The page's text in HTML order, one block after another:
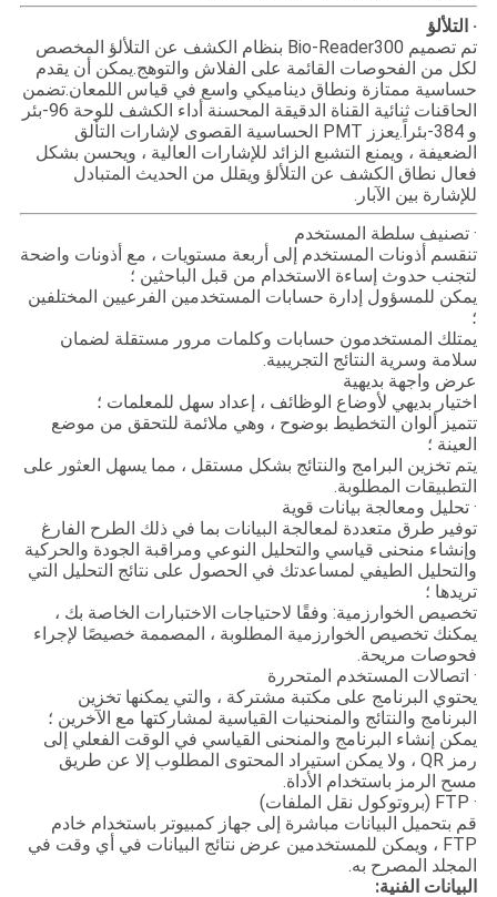
· التلألؤ
تم تصميم Bio-Reader300 بنظام الكشف عن التلألؤ المخصص
لكل من الفحوصات القائمة على الفلاش والتوهج.يمكن أن يقدم
حساسية ممتازة ونطاق ديناميكي واسع في قياس اللمعان.تضمن
الحاقنات ثنائية القناة الدقيقة المحسنة أداء الكشف للوحة 96-بئر
و 384-بئراً.يعزز PMT الحساسية القصوى لإشارات التألق
الضعيفة ، ويمنع التشبع الزائد للإشارات العالية ، ويحسن بشكل
فعال نطاق الكشف عن التلألؤ ويقلل من الحديث المتبادل
للإشارة بين الآبار.
· تصنيف سلطة المستخدم
تنقسم أذونات المستخدم إلى أربعة مستويات ، مع أذونات واضحة
لتجنب حدوث إساءة الاستخدام من قبل الباحثين ؛
يمكن للمسؤول إدارة حسابات المستخدمين الفرعيين المختلفين
؛
يمتلك المستخدمون حسابات وكلمات مرور مستقلة لضمان
سلامة وسرية النتائج التجريبية.
عرض واجهة بديهية
اختيار بديهي لأوضاع الوظائف ، إعداد سهل للمعلمات ؛
تتميز ألوان التخطيط بوضوح ، وهي ملائمة للتحقق من موضع
العينة ؛
يتم تخزين البرامج والنتائج بشكل مستقل ، مما يسهل العثور على
التطبيقات المطلوبة.
· تحليل ومعالجة بيانات قوية
توفير طرق متعددة لمعالجة البيانات بما في ذلك الطرح الفارغ
وإنشاء منحنى قياسي والتحليل النوعي ومراقبة الجودة والحركية
والتحليل الطيفي لمساعدتك في الحصول على نتائج التحليل التي
تريدها ؛
تخصيص الخوارزمية: وفقًا لاحتياجات الاختبارات الخاصة بك ،
يمكنك تخصيص الخوارزمية المطلوبة ، المصممة خصيصًا لإجراء
فحوصات مريحة.
· اتصالات المستخدم المتحررة
يحتوي البرنامج على مكتبة مشتركة ، والتي يمكنها تخزين
البرنامج والنتائج والمنحنيات القياسية لمشاركتها مع الآخرين ؛
يمكن إنشاء البرنامج والمنحنى القياسي في الوقت الفعلي إلى
رمز QR ، ولا يمكن استيراد المحتوى المطلوب إلا عن طريق
مسح الرمز باستخدام الأداة.
· FTP (بروتوكول نقل الملفات)
قم بتحميل البيانات مباشرة إلى جهاز كمبيوتر باستخدام خادم
FTP ، ويمكن للمستخدمين عرض نتائج البيانات في أي وقت في
المجلد المصرح به.
البيانات الفنية: